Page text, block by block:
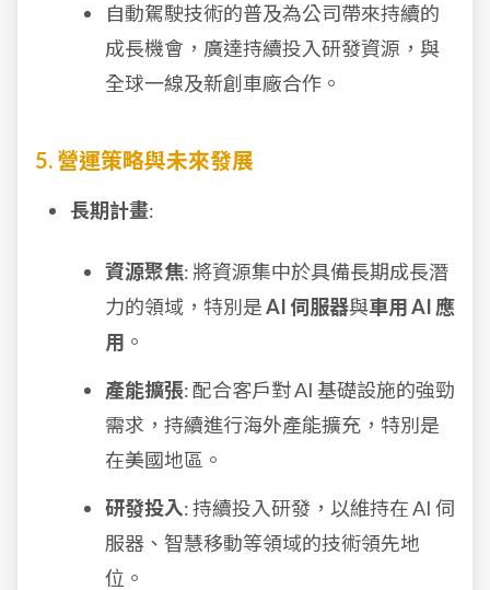
自動駕駛技術的普及為公司帶來持續的
成長機會，廣達持續投入研發資源，與
全球一線及新創車廠合作。
5. 營運策略與未來發展
長期計畫:
資源聚焦: 將資源集中於具備長期成長潛
力的領域，特別是AI 伺服器與車用 AI 應
用 。
產能擴張: 配合客戶對 AI 基礎設施的強勁
需求，持續進行海外產能擴充，特別是
在美國地區。
研發投入: 持續投入研發，以維持在 AI 伺
服器、智慧移動等領域的技術領先地
位。